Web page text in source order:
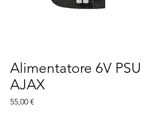
Alimentatore 6V PSU
AJAX
55,00 €